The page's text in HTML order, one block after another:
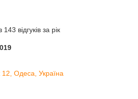
відгуків за рік
Одеса, Україна